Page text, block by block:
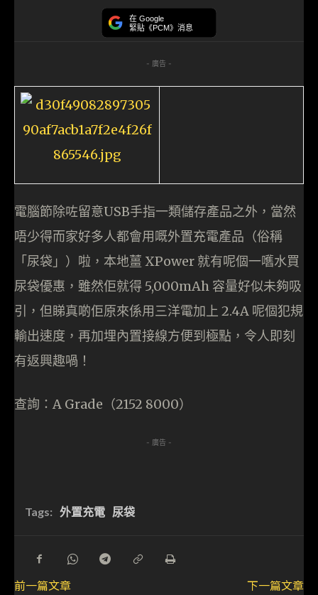
在 Google
緊貼《PCM》消息
- 廣告 -
電腦節除咗留意USB手指一類儲存產品之外，當然
唔少得而家好多人都會用嘅外置充電產品（俗稱
「尿袋」）啦，本地薑 XPower 就有呢個一嚿水買
尿袋優惠，雖然佢就得 5,000mAh 容量好似未夠吸
引，但睇真啲佢原來係用三洋電加上 2.4A 呢個犯規
輸出速度，再加埋內置接線方便到極點，令人即刻
有返興趣喎！
查詢：A Grade（2152 8000）
- 廣告 -
Tags: 外置充電 尿袋
前一篇文章
下一篇文章